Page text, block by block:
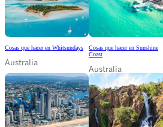
Cosas que hacer en Whitsundays
Australia
Cosas que hacer en Sunshine
Coast
Australia